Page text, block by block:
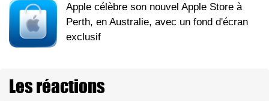
Apple célèbre son nouvel Apple Store à
Perth, en Australie, avec un fond d'écran
exclusif
Les réactions